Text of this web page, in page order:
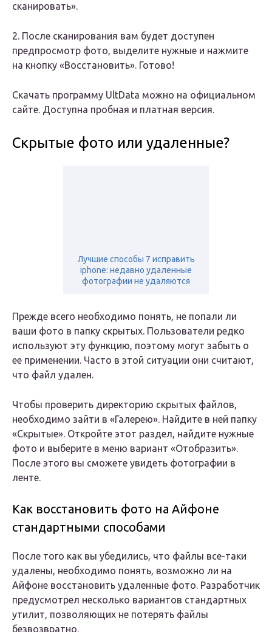
сканировать».
2. После сканирования вам будет доступен
предпросмотр фото, выделите нужные и нажмите
на кнопку «Восстановить». Готово!
Скачать программу UltData можно на официальном
сайте. Доступна пробная и платная версия.
Скрытые фото или удаленные?
Лучшие способы 7 исправить
iphone: недавно удаленные
фотографии не удаляются
Прежде всего необходимо понять, не попали ли
ваши фото в папку скрытых. Пользователи редко
используют эту функцию, поэтому могут забыть о
ее применении. Часто в этой ситуации они считают,
что файл удален.
Чтобы проверить директорию скрытых файлов,
необходимо зайти в «Галерею». Найдите в ней папку
«Скрытые». Откройте этот раздел, найдите нужные
фото и выберите в меню вариант «Отобразить».
После этого вы сможете увидеть фотографии в
ленте.
Как восстановить фото на Айфоне
стандартными способами
После того как вы убедились, что файлы все-таки
удалены, необходимо понять, возможно ли на
Айфоне восстановить удаленные фото. Разработчик
предусмотрел несколько вариантов стандартных
утилит, позволяющих не потерять файлы
безвозвратно.